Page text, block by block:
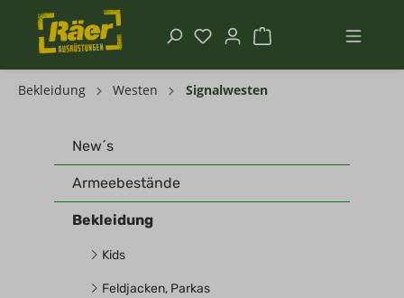
Bekleidung Westen Signalwesten
New´s
Armeebestände
Bekleidung
Kids
Feldjacken, Parkas